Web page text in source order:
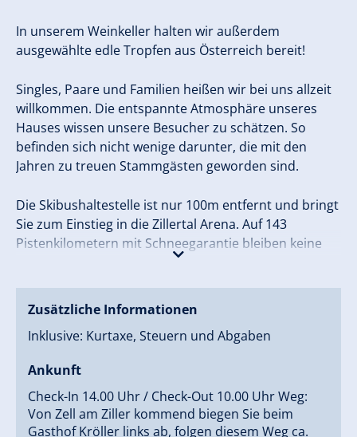
In unserem Weinkeller halten wir außerdem
ausgewählte edle Tropfen aus Österreich bereit!
Singles, Paare und Familien heißen wir bei uns allzeit
willkommen. Die entspannte Atmosphäre unseres
Hauses wissen unsere Besucher zu schätzen. So
befinden sich nicht wenige darunter, die mit den
Jahren zu treuen Stammgästen geworden sind.
Die Skibushaltestelle ist nur 100m entfernt und bringt
Sie zum Einstieg in die Zillertal Arena. Auf 143
Pistenkilometern mit Schneegarantie bleiben keine
Zusätzliche Informationen
Inklusive: Kurtaxe, Steuern und Abgaben
Ankunft
Check-In 14.00 Uhr / Check-Out 10.00 Uhr Weg:
Von Zell am Ziller kommend biegen Sie beim
Gasthof Kröller links ab, folgen diesem Weg ca.